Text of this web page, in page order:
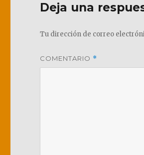
Deja una
Tu dirección de correo
COMENTARIO *